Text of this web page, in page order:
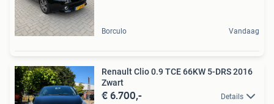
Borculo Vandaag
Renault Clio 0.9 TCE 66KW 5-DRS 2016
Zwart
€ 6.700,- Details